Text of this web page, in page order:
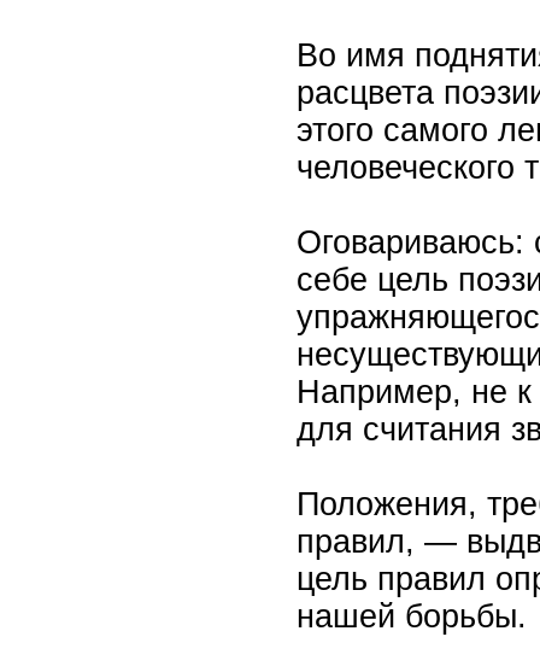
Во имя
расцвета
этого самого
человеческого
Оговариваюсь:
себе цель
Например, не
для считания
Положения,
правил, —
цель правил
нашей борьбы.